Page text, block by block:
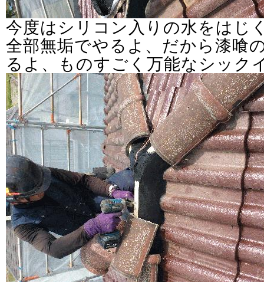
今度はシリコン入りの水をはじ
全部無垢でやるよ、だから漆喰
るよ、ものすごく万能なシック